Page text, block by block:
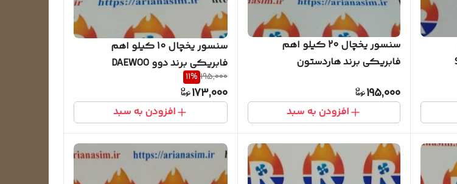
سنسور یخچال 20 کیلو اهم
فابریکی برند هاردستون
195,000
افزودن به سبد
سنسور یخچال 10 کیلو اهم
فابریکی برند دوو DAEWOO
195,000
11%
173,000
افزودن به سبد